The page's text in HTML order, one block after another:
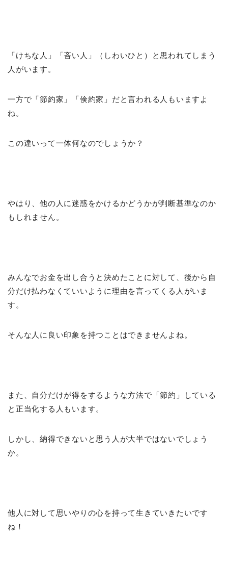
「けちな人」「吝い人」（しわいひと）と思われてしまう
人がいます。
一方で「節約家」「倹約家」だと言われる人もいますよ
ね。
この違いって一体何なのでしょうか？
やはり、他の人に迷惑をかけるかどうかが判断基準なのか
もしれません。
みんなでお金を出し合うと決めたことに対して、後から自
分だけ払わなくていいように理由を言ってくる人がいま
す。
そんな人に良い印象を持つことはできませんよね。
また、自分だけが得をするような方法で「節約」している
と正当化する人もいます。
しかし、納得できないと思う人が大半ではないでしょう
か。
他人に対して思いやりの心を持って生きていきたいです
ね！